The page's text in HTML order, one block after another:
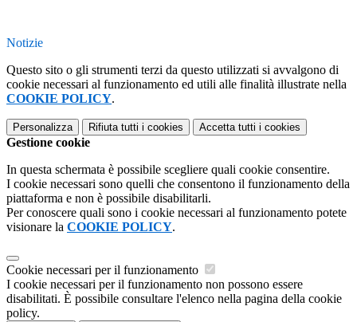
Notizie
Questo sito o gli strumenti terzi da questo utilizzati si avvalgono di
cookie necessari al funzionamento ed utili alle finalità illustrate nella
COOKIE POLICY.
Personalizza Rifiuta tutti i cookies Accetta tutti i cookies
Gestione cookie
In questa schermata è possibile scegliere quali cookie consentire.
I cookie necessari sono quelli che consentono il funzionamento della
piattaforma e non è possibile disabilitarli.
Per conoscere quali sono i cookie necessari al funzionamento potete
visionare la COOKIE POLICY.
Cookie necessari per il funzionamento
I cookie necessari per il funzionamento non possono essere
disabilitati. È possibile consultare l'elenco nella pagina della cookie
policy.